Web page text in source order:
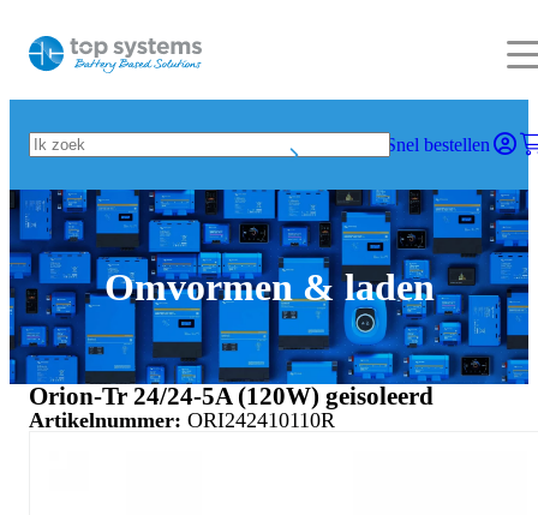
Snel bestellen
Omvormen & laden
Orion-Tr 24/24-5A (120W) geisoleerd
Artikelnummer: ORI242410110R